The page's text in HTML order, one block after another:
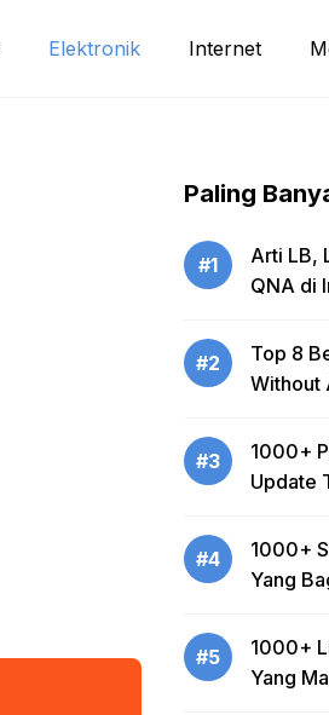
Elektronik Internet
Paling
#1
Arti LB,
QNA di
#2
Top 8
Without
#3
1000+
Update
#4
1000+
Yang
#5
1000+
Yang